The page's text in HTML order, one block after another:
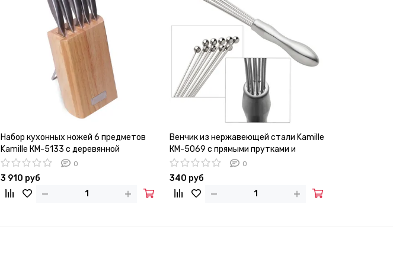
Набор кухонных ножей 6 предметов
Kamille КМ-5133 с деревянной
подставкой
0
3 910 руб
Венчик из нержавеющей стали Kamille
КМ-5069 с прямыми прутками и
шариками
0
340 руб